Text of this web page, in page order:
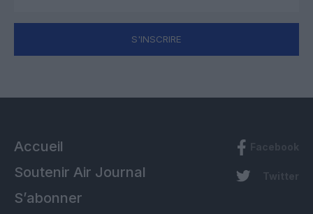
S'INSCRIRE
Accueil
Soutenir Air Journal
S’abonner